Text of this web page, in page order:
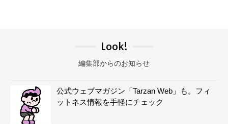
Look!
編集部からのお知らせ
公式ウェブマガジン「Tarzan Web」も。フィ
ットネス情報を手軽にチェック